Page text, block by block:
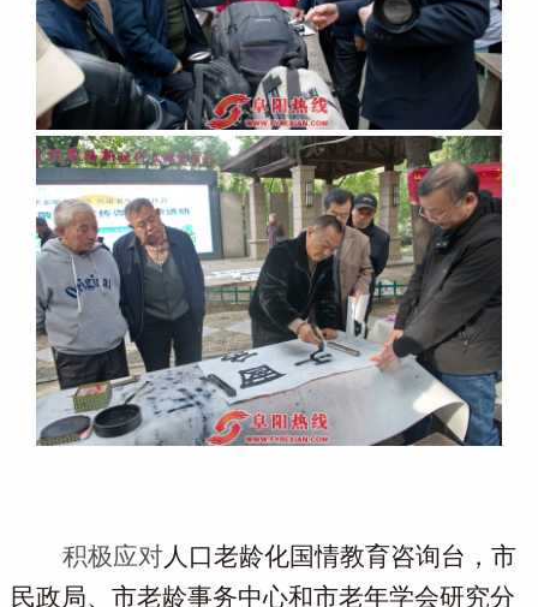
积极应对人口老龄化国情教育咨询台 ， 市
民政局、市老龄事务中心和市老年学会研究分